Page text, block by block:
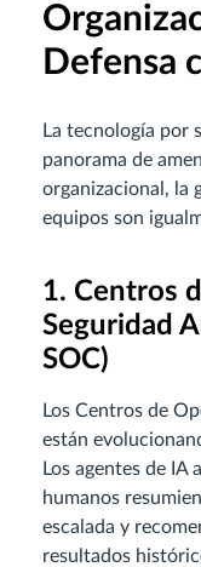
Defensa
La tecnología por
panorama de
organizacional, la
equipos son
1. Centros
Seguridad
SOC)
Los Centros de
están
Los agentes de IA
humanos
escalada y
resultados